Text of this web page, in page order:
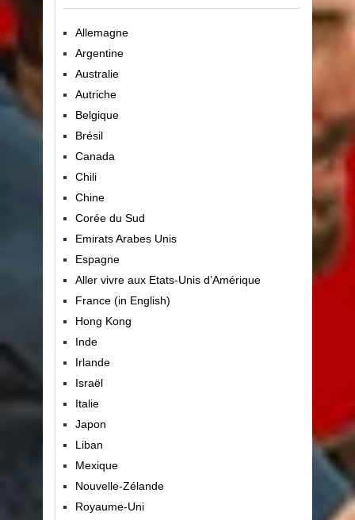
Allemagne
Argentine
Australie
Autriche
Belgique
Brésil
Canada
Chili
Chine
Corée du Sud
Emirats Arabes Unis
Espagne
Aller vivre aux Etats-Unis d’Amérique
France (in English)
Hong Kong
Inde
Irlande
Israël
Italie
Japon
Liban
Mexique
Nouvelle-Zélande
Royaume-Uni